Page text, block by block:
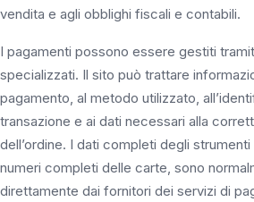
vendita e agli obblighi fiscali e contabili.
I pagamenti possono essere gestiti
specializzati. Il sito può trattare
pagamento, al metodo utilizzato,
transazione e ai dati necessari alla
dell’ordine. I dati completi degli
numeri completi delle carte, sono
direttamente dai fornitori dei servizi di